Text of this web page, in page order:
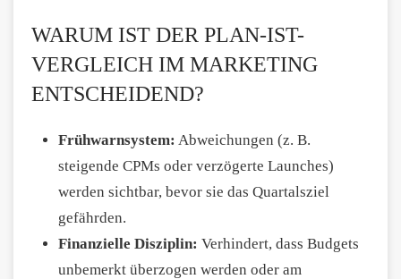
WARUM IST DER PLAN-IST-
VERGLEICH IM MARKETING
ENTSCHEIDEND?
Frühwarnsystem: Abweichungen (z. B.
steigende CPMs oder verzögerte Launches)
werden sichtbar, bevor sie das Quartalsziel
gefährden.
Finanzielle Disziplin: Verhindert, dass Budgets
unbemerkt überzogen werden oder am